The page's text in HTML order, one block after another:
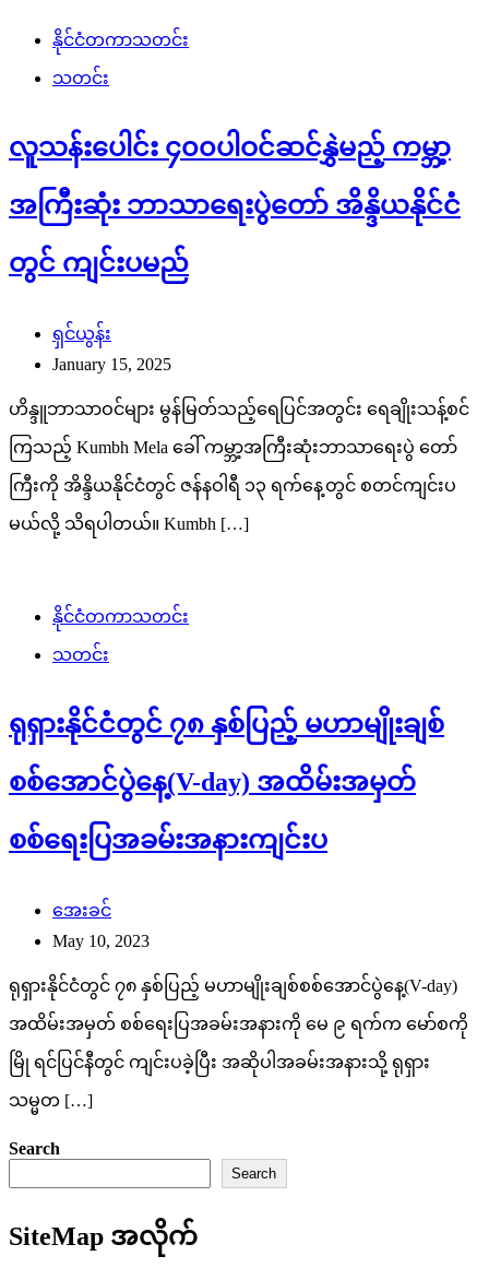
နိုင်ငံတကာသတင်း
သတင်း
လူသန်းပေါင်း ၄၀၀ပါဝင်ဆင်နွှဲမည့် ကမ္ဘာ့
အကြီးဆုံး ဘာသာရေးပွဲတော် အိန္ဒိယနိုင်ငံ
တွင် ကျင်းပမည်
ရှင်ယွန်း
January 15, 2025
ဟိန္ဒူဘာသာဝင်များ မွန်မြတ်သည့်ရေပြင်အတွင်း ရေချိုးသန့်စင်
ကြသည့် Kumbh Mela ခေါ် ကမ္ဘာ့အကြီးဆုံးဘာသာရေးပွဲ တော်
ကြီးကို အိန္ဒိယနိုင်ငံတွင် ဇန်နဝါရီ ၁၃ ရက်နေ့တွင် စတင်ကျင်းပ
မယ်လို့ သိရပါတယ်။ Kumbh […]
နိုင်ငံတကာသတင်း
သတင်း
ရုရှားနိုင်ငံတွင် ၇၈ နှစ်ပြည့် မဟာမျိုးချစ်
စစ်အောင်ပွဲနေ့(V-day) အထိမ်းအမှတ်
စစ်ရေးပြအခမ်းအနားကျင်းပ
အေးခင်
May 10, 2023
ရုရှားနိုင်ငံတွင် ၇၈ နှစ်ပြည့် မဟာမျိုးချစ်စစ်အောင်ပွဲနေ့(V-day)
အထိမ်းအမှတ် စစ်ရေးပြအခမ်းအနားကို မေ ၉ ရက်က မော်စကို
မြို ရင်ပြင်နီတွင် ကျင်းပခဲ့ပြီး အဆိုပါအခမ်းအနားသို့ ရုရှား
သမ္မတ […]
Search
Search
SiteMap အလိုက်